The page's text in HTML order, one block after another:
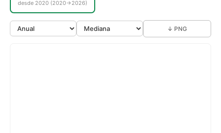
desde 2020 (2020→2026)
↓ PNG